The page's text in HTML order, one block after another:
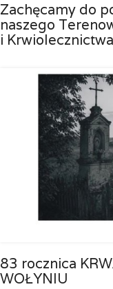
Zachęcamy do
naszego
i
83 rocznica
WOŁYNIU